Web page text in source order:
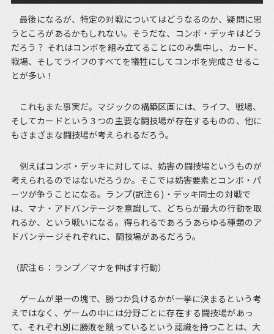
最後になるが、特定の対戦についてはどうなるのか、疑問に思
うところがあるかもしれない。そうだな、コンボ・デッキはどう
だろう？ それはコンボを組み立てることにのみ集中し、カード、
戦場、そしてライフのすべてを犠牲にしてコンボを完成させるこ
とが多い！
これもまた事実だ。マジックの構築区画には、ライフ、戦場、
そしてカードという３つの主要な闘技場が存在するものの、他に
もさまざまな闘技場が考えられるだろう。
例えばコンボ・デッキに対しては、妨害の闘技場というものが
考えられるのではないだろうか。そこでは妨害要素とコンボ・パ
ーツが争うことになる。ランプ(訳注６)・デッキ同士の対戦で
は、マナ・アドバンテージを意識して、どちらが最大の行動を取
れるか、という戦いになる。得られるであろうあらゆる種類のア
ドバンテージそれぞれに、闘技場があるだろう。
（訳注６：ランプ／マナを伸ばす行動）
ゲームが単一の塊で、勝つか負けるかが一挙に決まるという考
えではなく、ゲームの中には分野ごとに存在する闘技場があっ
て、それぞれ別に勝敗を競っているという認識を持つことは、大